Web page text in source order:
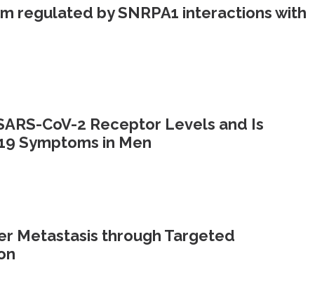
regulated by SNRPA1 interactions with
CoV-2 Receptor Levels and Is
Symptoms in Men
Metastasis through Targeted